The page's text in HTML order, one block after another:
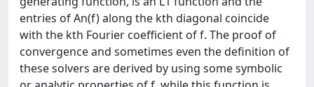
entries of An(f) along the kth diagonal coincide
with the kth Fourier coefficient of f. The proof of
convergence and sometimes even the definition of
these solvers are derived by using some symbolic